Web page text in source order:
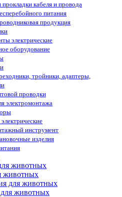
прокладки кабеля и провода
питания
продукция
электрические
оборудование
тройники, адаптеры,
проводки
электромонтажа
инструмент
изделия
животных
животных